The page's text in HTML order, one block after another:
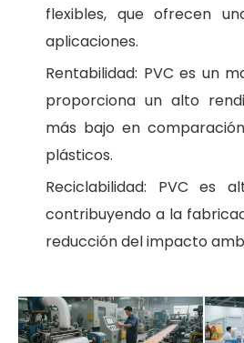
flexibles, que ofrecen
aplicaciones.
Rentabilidad: PVC es un
proporciona un alto
más bajo en
plásticos.
Reciclabilidad: PVC es
contribuyendo a la
reducción del impacto